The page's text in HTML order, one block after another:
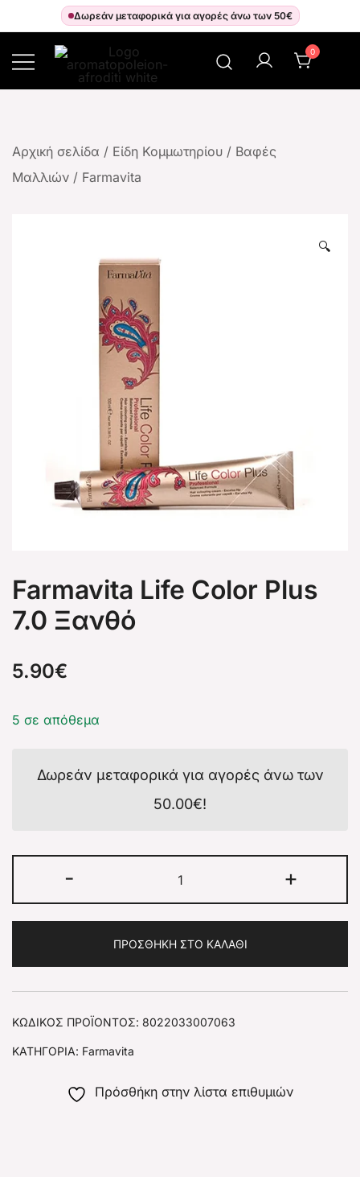
Δωρεάν μεταφορικά για αγορές άνω των 50€
0
Αρχική σελίδα / Είδη Κομμωτηρίου / Βαφές
Μαλλιών / Farmavita
🔍
Farmavita Life Color Plus
7.0 Ξανθό
5.90€
5 σε απόθεμα
Δωρεάν μεταφορικά για αγορές άνω των
50.00€!
- +
ΠΡΟΣΘΉΚΗ ΣΤΟ ΚΑΛΆΘΙ
ΚΩΔΙΚΌΣ ΠΡΟΪΌΝΤΟΣ: 8022033007063
ΚΑΤΗΓΟΡΊΑ: Farmavita
Πρόσθήκη στην λίστα επιθυμιών